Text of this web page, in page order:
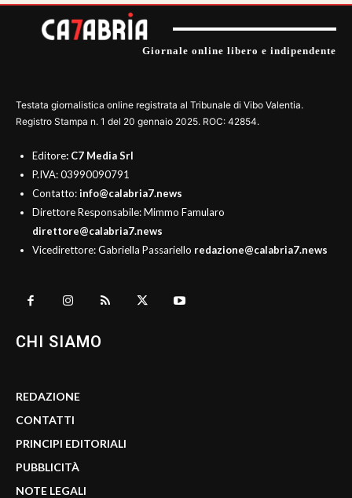
Giornale online libero e indipendente
Testata giornalistica online registrata al Tribunale di Vibo Valentia.
Registro Stampa n. 1 del 20 gennaio 2025. ROC: 42854.
Editore: C7 Media Srl
P.IVA: 03990090791
Contatto:info@calabria7.news
Direttore Responsabile: Mimmo Famularo
direttore@calabria7.news
Vicedirettore: Gabriella Passariello redazione@calabria7.news
CHI SIAMO
REDAZIONE
CONTATTI
PRINCIPI EDITORIALI
PUBBLICITÀ
NOTE LEGALI